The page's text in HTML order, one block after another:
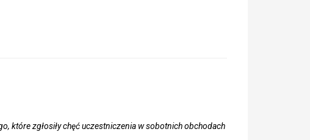
które zgłosiły chęć uczestniczenia w sobotnich obchodach